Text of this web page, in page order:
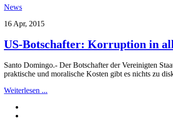
News
16 Apr, 2015
US-Botschafter: Korruption in
Santo Domingo.- Der Botschafter der Vereinigten
praktische und moralische Kosten gibt es nichts zu
Weiterlesen ...